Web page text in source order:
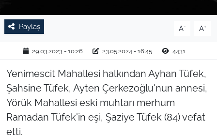
Paylaş A- A+
29.03.2023 - 10:26 23.05.2024 - 16:45 4431
Yenimescit Mahallesi halkından Ayhan Tüfek,
Şahsine Tüfek, Ayten Çerkezoğlu'nun annesi,
Yörük Mahallesi eski muhtarı merhum
Ramadan Tüfek'in eşi, Şaziye Tüfek (84) vefat
etti.
SPOR
YAŞAM
EDİRNE
TEKİRDAĞ